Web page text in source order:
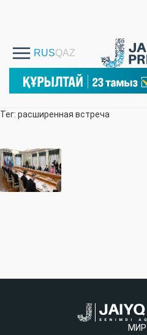
Тег: расширенная встреча
МИР